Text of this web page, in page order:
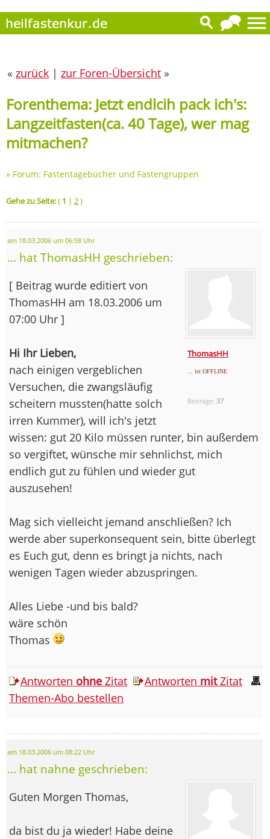
« zurück | zur Foren-Übersicht »
Forenthema: Jetzt endlcih pack ich's:
Langzeitfasten(ca. 40 Tage), wer mag
mitmachen?
» Forum: Fastentagebücher und Fastengruppen
Gehe zu Seite:( 1 | 2)
am 18.03.2006 um 06:58 Uhr
... hat ThomasHH geschrieben:
ThomasHH
... ist OFFLINE
Beiträge:37
[ Beitrag wurde editiert von
ThomasHH am 18.03.2006 um
07:00 Uhr ]
Hi Ihr Lieben,
nach einigen vergeblichen
Versuchen, die zwangsläufig
scheitern mussten(hatte solch
irren Kummer), will ich's jetzt
wissen: gut 20 Kilo müssen runter, bin außerdem
so vergiftet, wünsche mir sehnlichst, mich
endlich gut zu fühlen und wieder gut
auszusehen!
Mag sich vielleicht jemand anschließen? Ich
werde aber superkonsequent sein, bitte überlegt
es Euch gut, denn es bringt ja nichts, nach
wenigen Tagen wieder abzuspringen.
Alles Liebe -und bis bald?
wäre schön
Thomas
Antworten ohne Zitat Antworten mitZitat
Themen-Abo bestellen
am 18.03.2006 um 08:22 Uhr
... hat nahne geschrieben:
Guten Morgen Thomas,
da bist du ja wieder! Habe deine